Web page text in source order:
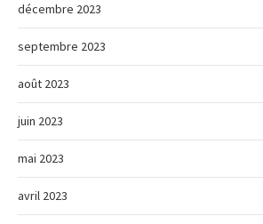
décembre 2023
septembre 2023
août 2023
juin 2023
mai 2023
avril 2023